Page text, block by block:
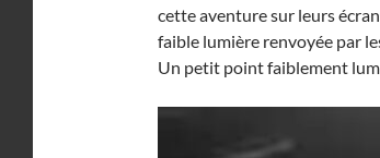
cette aventure sur leurs
faible lumière renvoyée par
Un petit point faiblement